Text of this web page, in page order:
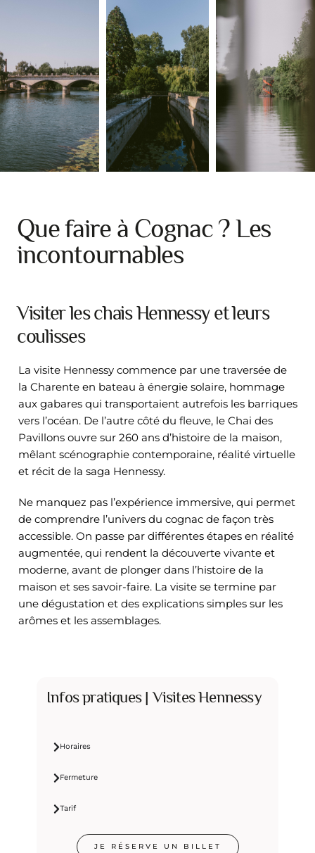
Que faire à Cognac ? Les
incontournables
Visiter les chais Hennessy et leurs
coulisses
La visite Hennessy commence par une traversée de
la Charente en bateau à énergie solaire, hommage
aux gabares qui transportaient autrefois les barriques
vers l’océan. De l’autre côté du fleuve, le Chai des
Pavillons ouvre sur 260 ans d’histoire de la maison,
mêlant scénographie contemporaine, réalité virtuelle
et récit de la saga Hennessy.
Ne manquez pas l’expérience immersive, qui permet
de comprendre l’univers du cognac de façon très
accessible. On passe par différentes étapes en réalité
augmentée, qui rendent la découverte vivante et
moderne, avant de plonger dans l’histoire de la
maison et ses savoir-faire. La visite se termine par
une dégustation et des explications simples sur les
arômes et les assemblages.
Infos pratiques | Visites Hennessy
Horaires
Fermeture
Tarif
JE RÉSERVE UN BILLET